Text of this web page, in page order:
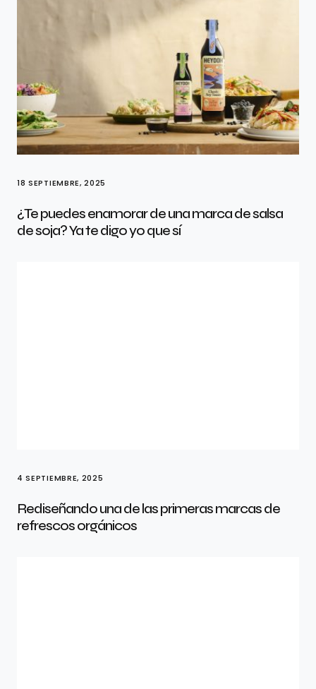
18 SEPTIEMBRE, 2025
¿Te puedes enamorar de una marca de salsa
de soja? Ya te digo yo que sí
4 SEPTIEMBRE, 2025
Rediseñando una de las primeras marcas de
refrescos orgánicos